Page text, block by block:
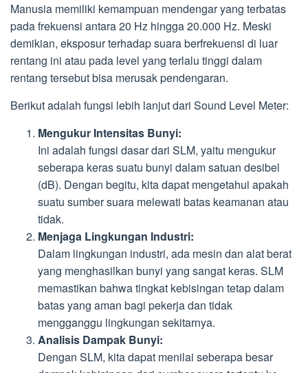
Manusia memiliki kemampuan mendengar yang terbatas
pada frekuensi antara 20 Hz hingga 20.000 Hz. Meski
demikian, eksposur terhadap suara berfrekuensi di luar
rentang ini atau pada level yang terlalu tinggi dalam
rentang tersebut bisa merusak pendengaran.
Berikut adalah fungsi lebih lanjut dari Sound Level Meter:
Mengukur Intensitas Bunyi:
Ini adalah fungsi dasar dari SLM, yaitu mengukur
seberapa keras suatu bunyi dalam satuan desibel
(dB). Dengan begitu, kita dapat mengetahui apakah
suatu sumber suara melewati batas keamanan atau
tidak.
Menjaga Lingkungan Industri:
Dalam lingkungan industri, ada mesin dan alat berat
yang menghasilkan bunyi yang sangat keras. SLM
memastikan bahwa tingkat kebisingan tetap dalam
batas yang aman bagi pekerja dan tidak
mengganggu lingkungan sekitarnya.
Analisis Dampak Bunyi:
Dengan SLM, kita dapat menilai seberapa besar